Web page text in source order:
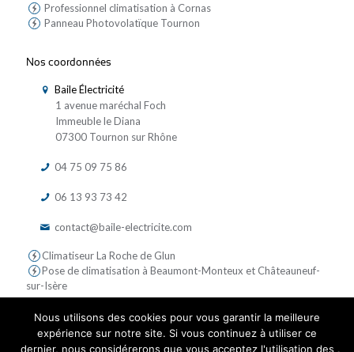
Professionnel climatisation à Cornas
Panneau Photovolatïque Tournon
Nos coordonnées
Baile Électricité
1 avenue maréchal Foch
Immeuble le Diana
07300 Tournon sur Rhône
04 75 09 75 86
06 13 93 73 42
contact@baile-electricite.com
Climatiseur La Roche de Glun
Pose de climatisation à Beaumont-Monteux et Châteauneuf-
sur-Isère
Nous utilisons des cookies pour vous garantir la meilleure
expérience sur notre site. Si vous continuez à utiliser ce
dernier, nous considérerons que vous acceptez l'utilisation des